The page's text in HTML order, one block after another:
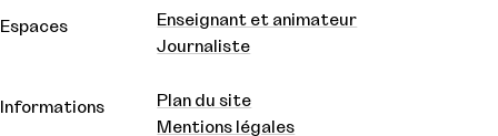
Espaces
Enseignant et animateur
Journaliste
Informations
Plan du site
Mentions légales